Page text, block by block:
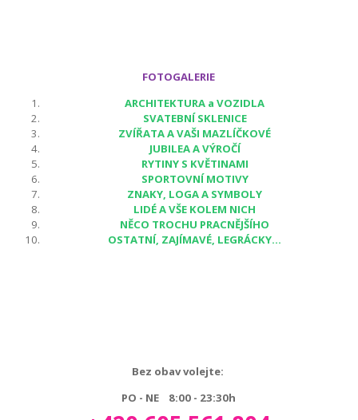
FOTOGALERIE
ARCHITEKTURA a VOZIDLA
SVATEBNÍ SKLENICE
ZVÍŘATA A VAŠI MAZLÍČKOVÉ
JUBILEA A VÝROČÍ
RYTINY S KVĚTINAMI
SPORTOVNÍ MOTIVY
ZNAKY, LOGA A SYMBOLY
LIDÉ A VŠE KOLEM NICH
NĚCO TROCHU PRACNĚJŠÍHO
OSTATNÍ, ZAJÍMAVÉ, LEGRÁCKY...
Bez obav volejte:
PO - NE 8:00 - 23:30h